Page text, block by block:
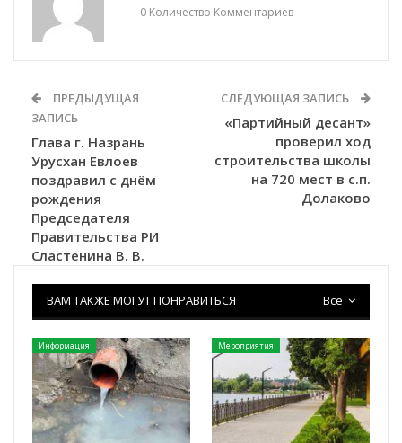
0 Количество Комментариев
ПРЕДЫДУЩАЯ
ЗАПИСЬ
Глава г. Назрань
Урусхан Евлоев
поздравил с днём
рождения
Председателя
Правительства РИ
Сластенина В. В.
СЛЕДУЮЩАЯ ЗАПИСЬ
«Партийный десант»
проверил ход
строительства школы
на 720 мест в с.п.
Долаково
Все
ВАМ ТАКЖЕ МОГУТ ПОНРАВИТЬСЯ
Информация Мероприятия